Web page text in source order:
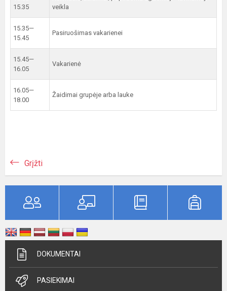
15.35
veikla
15.35—
15.45
Pasiruošimas vakarienei
15.45—
16.05
Vakarienė
16.05—
18.00
Žaidimai grupėje arba lauke
Grįžti
DOKUMENTAI
PASIEKIMAI